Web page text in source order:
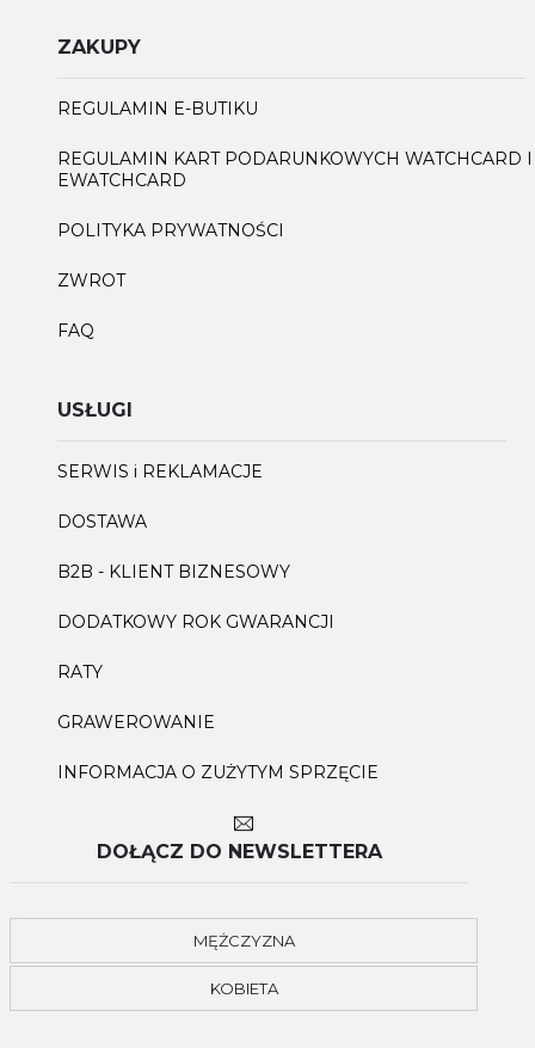
ZAKUPY
REGULAMIN E-BUTIKU
REGULAMIN KART PODARUNKOWYCH WATCHCARD I
EWATCHCARD
POLITYKA PRYWATNOŚCI
ZWROT
FAQ
USŁUGI
SERWIS i REKLAMACJE
DOSTAWA
B2B - KLIENT BIZNESOWY
DODATKOWY ROK GWARANCJI
RATY
GRAWEROWANIE
INFORMACJA O ZUŻYTYM SPRZĘCIE
DOŁĄCZ DO NEWSLETTERA
MĘŻCZYZNA
KOBIETA